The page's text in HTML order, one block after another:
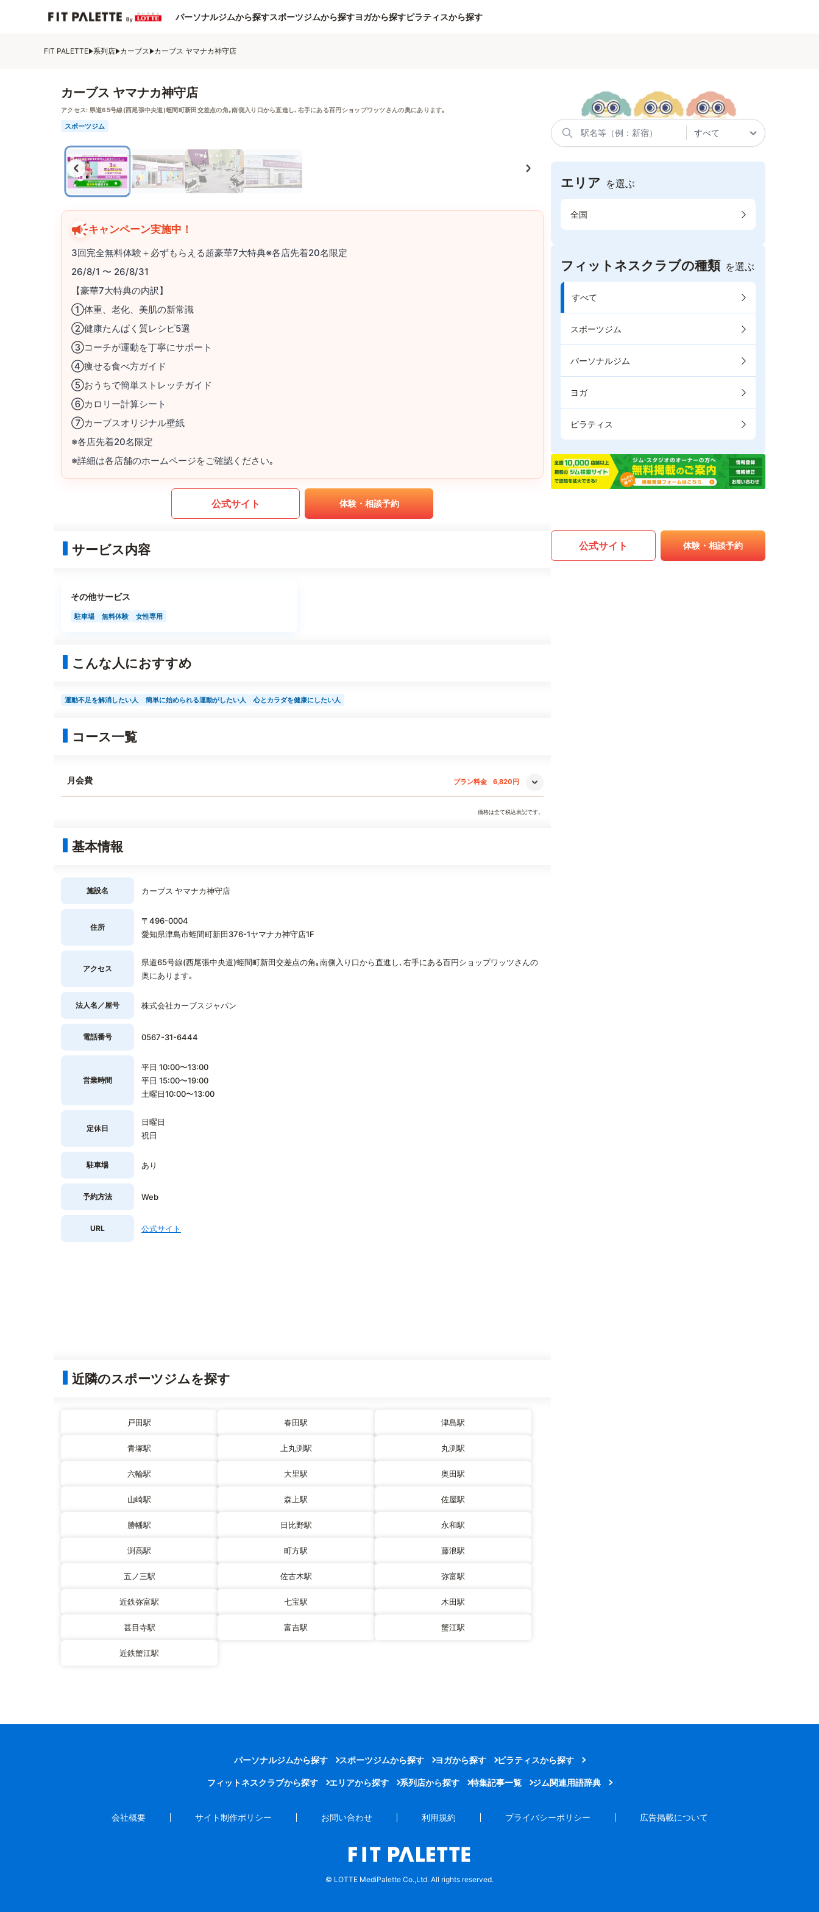
パーソナルジムから探すスポーツジムから探すヨガから探すピラティスから探す
FIT PALETTE 系列店 カーブス カーブス ヤマナカ神守店
カーブス ヤマナカ神守店
アクセス: 県道65号線(西尾張中央道)蛭間町新田交差点の角｡南側入り口から直進し､右手にある百円ショップワッツさんの奥にあります｡
スポーツジム
キャンペーン実施中！
3回完全無料体験＋必ずもらえる超豪華7大特典※各店先着20名限定
26/8/1 〜 26/8/31
【豪華7大特典の内訳】
①体重、老化、美肌の新常識
②健康たんぱく質レシピ5選
③コーチが運動を丁寧にサポート
④痩せる食べ方ガイド
⑤おうちで簡単ストレッチガイド
⑥カロリー計算シート
⑦カーブスオリジナル壁紙
※各店先着20名限定
※詳細は各店舗のホームページをご確認ください｡
公式サイト 体験・相談予約
サービス内容
その他サービス
駐車場 無料体験 女性専用
こんな人におすすめ
運動不足を解消したい人 簡単に始められる運動がしたい人 心とカラダを健康にしたい人
コース一覧
月会費 プラン料金 6,820円
価格は全て税込表記です。
基本情報
施設名 カーブス ヤマナカ神守店
住所
〒496-0004
愛知県津島市蛭間町新田376-1ヤマナカ神守店1F
アクセス
県道65号線(西尾張中央道)蛭間町新田交差点の角｡南側入り口から直進し､右手にある百円ショップワッツさんの
奥にあります｡
法人名／屋号 株式会社カーブスジャパン
電話番号 0567-31-6444
営業時間
平日 10:00〜13:00
平日 15:00〜19:00
土曜日10:00〜13:00
定休日
日曜日
祝日
駐車場 あり
予約方法 Web
URL 公式サイト
近隣のスポーツジムを探す
戸田駅 春田駅 津島駅
青塚駅 上丸渕駅 丸渕駅
六輪駅 大里駅 奥田駅
山崎駅 森上駅 佐屋駅
勝幡駅 日比野駅 永和駅
渕高駅 町方駅 藤浪駅
五ノ三駅 佐古木駅 弥富駅
近鉄弥富駅 七宝駅 木田駅
甚目寺駅 富吉駅 蟹江駅
近鉄蟹江駅
エリア を選ぶ
全国
フィットネスクラブの種類 を選ぶ
すべて
スポーツジム
パーソナルジム
ヨガ
ピラティス
公式サイト 体験・相談予約
パーソナルジムから探す スポーツジムから探す ヨガから探す ピラティスから探す
フィットネスクラブから探す エリアから探す 系列店から探す 特集記事一覧 ジム関連用語辞典
会社概要 サイト制作ポリシー お問い合わせ 利用規約 プライバシーポリシー 広告掲載について
© LOTTE MediPalette Co.,Ltd. All rights reserved.